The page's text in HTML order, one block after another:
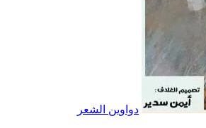
دواوين الشعر